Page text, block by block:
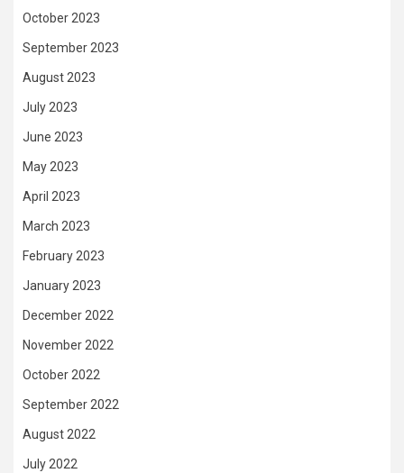
October 2023
September 2023
August 2023
July 2023
June 2023
May 2023
April 2023
March 2023
February 2023
January 2023
December 2022
November 2022
October 2022
September 2022
August 2022
July 2022